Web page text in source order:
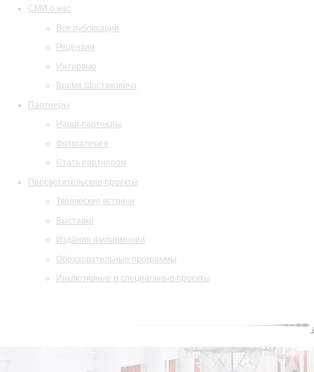
СМИ о нас
Все публикации
Рецензии
Интервью
Время Шостаковича
Партнеры
Наши партнеры
Фотогалерея
Стать партнером
Просветительские проекты
Творческие встречи
Выставки
Издания филармонии
Образовательные программы
Инклюзивные и специальные проекты